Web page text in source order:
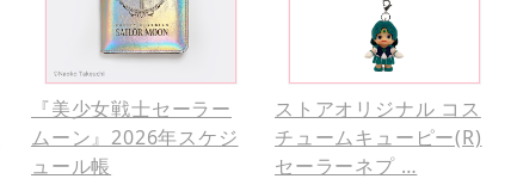
『美少女戦士セーラー
ムーン』2026年スケジ
ュール帳
ストアオリジナル コス
チュームキューピー(R)
セーラーネプ …